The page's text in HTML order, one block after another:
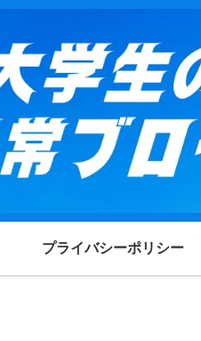
プライバシーポリシー